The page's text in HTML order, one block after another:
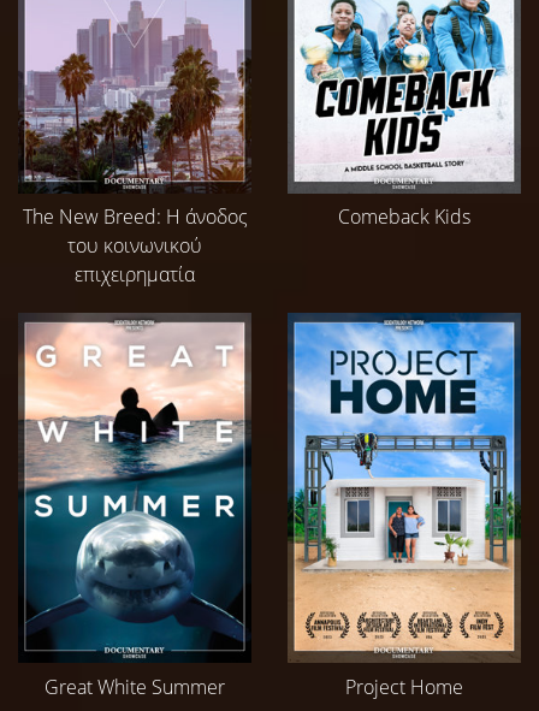
The New Breed: Η άνοδος
του κοινωνικού
επιχειρηματία
Comeback Kids
Great White Summer Project Home